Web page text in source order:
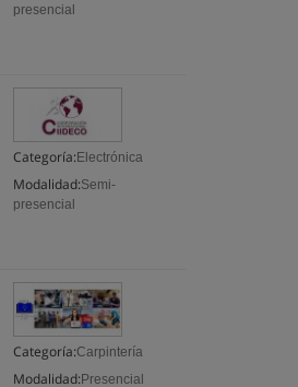
presencial
Categoría: Electrónica
Modalidad:Semi-
presencial
Categoría:Carpintería
Modalidad: Presencial